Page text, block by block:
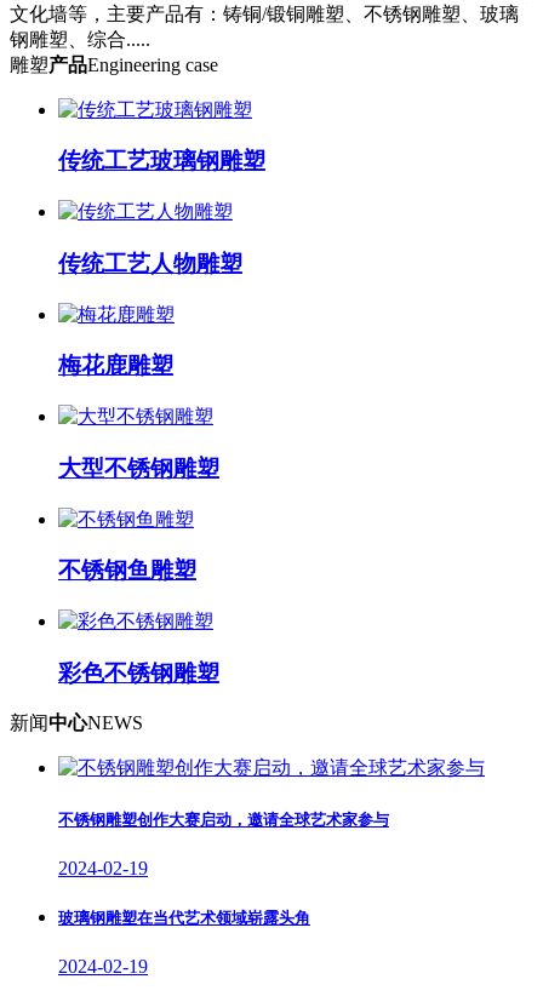
文化墙等，主要产品有：铸铜/锻铜雕塑、不锈钢雕塑、玻璃
钢雕塑、综合.....
雕塑产品Engineering case
传统工艺玻璃钢雕塑
传统工艺人物雕塑
梅花鹿雕塑
大型不锈钢雕塑
不锈钢鱼雕塑
彩色不锈钢雕塑
新闻中心NEWS
不锈钢雕塑创作大赛启动，邀请全球艺术家参与
2024-02-19
玻璃钢雕塑在当代艺术领域崭露头角
2024-02-19